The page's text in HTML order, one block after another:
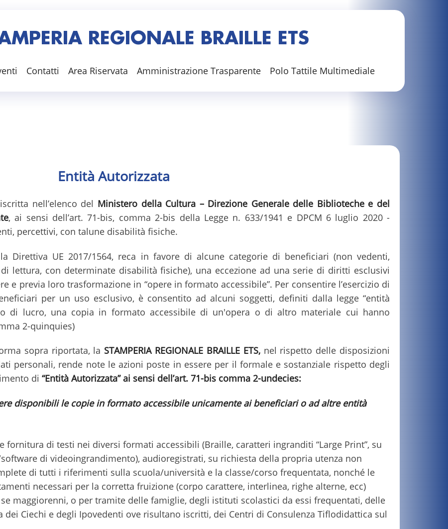
REGIONALE BRAILLE ETS
Contatti Area Riservata Amministrazione Trasparente Polo Tattile Multimediale
Entità Autorizzata
nell’elenco del Ministero della Cultura – Direzione Generale delle Biblioteche e del
, ai sensi dell’art. 71-bis, comma 2-bis della Legge n. 633/1941 e DPCM 6 luglio 2020 -
percettivi, con talune disabilità fisiche.
Direttiva UE 2017/1564, reca in favore di alcune categorie di beneficiari (non vedenti,
lettura, con determinate disabilità fisiche), una eccezione ad una serie di diritti esclusivi
e previa loro trasformazione in “opere in formato accessibile”. Per consentire l’esercizio di
per un uso esclusivo, è consentito ad alcuni soggetti, definiti dalla legge “entità
di lucro, una copia in formato accessibile di un'opera o di altro materiale cui hanno
2-quinquies)
sopra riportata, la STAMPERIA REGIONALE BRAILLE ETS, nel rispetto delle disposizioni
personali, rende note le azioni poste in essere per il formale e sostanziale rispetto degli
di “Entità Autorizzata” ai sensi dell’art. 71-bis comma 2-undecies:
disponibili le copie in formato accessibile unicamente ai beneficiari o ad altre entità
fornitura di testi nei diversi formati accessibili (Braille, caratteri ingranditi “Large Print”, su
di videoingrandimento), audioregistrati, su richiesta della propria utenza non
di tutti i riferimenti sulla scuola/università e la classe/corso frequentata, nonché le
necessari per la corretta fruizione (corpo carattere, interlinea, righe alterne, ecc)
maggiorenni, o per tramite delle famiglie, degli istituti scolastici da essi frequentati, delle
dei Ciechi e degli Ipovedenti ove risultano iscritti, dei Centri di Consulenza Tiflodidattica sul